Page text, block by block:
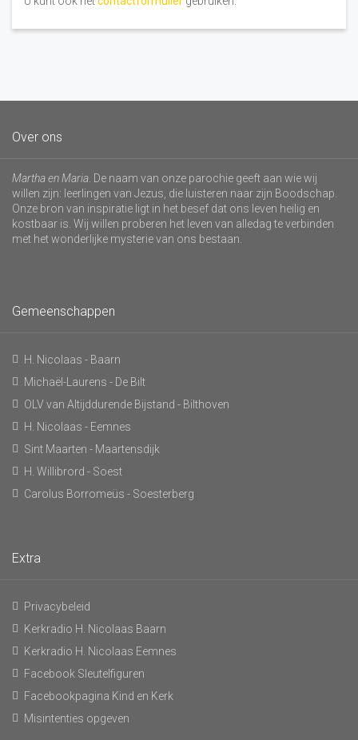
Over ons
Martha en Maria . De naam van onze parochie geeft aan wie wij
willen zijn: leerlingen van Jezus, die luisteren naar zijn Boodschap.
Onze bron van inspiratie ligt in het besef dat ons leven heilig en
kostbaar is. Wij willen proberen het leven van alledag te verbinden
met het wonderlijke mysterie van ons bestaan.
Gemeenschappen
H. Nicolaas - Baarn
Michaël-Laurens - De Bilt
OLV van Altijddurende Bijstand - Bilthoven
H. Nicolaas - Eemnes
Sint Maarten - Maartensdijk
H. Willibrord - Soest
Carolus Borromeüs - Soesterberg
Extra
Privacybeleid
Kerkradio H. Nicolaas Baarn
Kerkradio H. Nicolaas Eemnes
Facebook Sleutelfiguren
Facebookpagina Kind en Kerk
Misintenties opgeven